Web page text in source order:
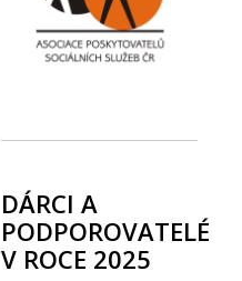
DÁRCI A
PODPOROVATELÉ
V ROCE 2025